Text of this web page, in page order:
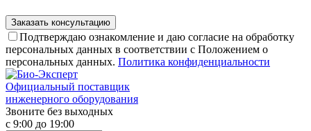
Подтверждаю ознакомление и даю согласие на обработку
персональных данных в соответствии с Положением о
персональных данных. Политика конфиденциальности
Официальный поставщик
инженерного оборудования
Звоните без выходных
с 9:00 до 19:00